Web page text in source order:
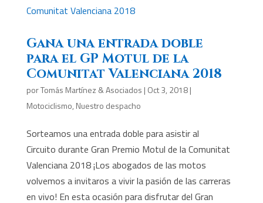
Gana una entrada doble
para el GP Motul de la
Comunitat Valenciana 2018
porTomás Martínez & Asociados | Oct 3, 2018|
Motociclismo, Nuestro despacho
Sorteamos una entrada doble para asistir al
Circuito durante Gran Premio Motul de la Comunitat
Valenciana 2018 ¡Los abogados de las motos
volvemos a invitaros a vivir la pasión de las carreras
en vivo! En esta ocasión para disfrutar del Gran